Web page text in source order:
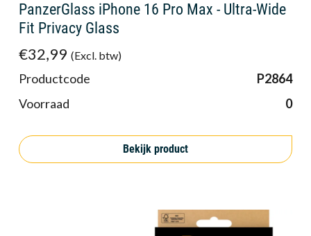
PanzerGlass iPhone 16 Pro Max - Ultra-Wide
Fit Privacy Glass
€32,99 (Excl. btw)
Productcode
P2864
Voorraad
0
Bekijk product